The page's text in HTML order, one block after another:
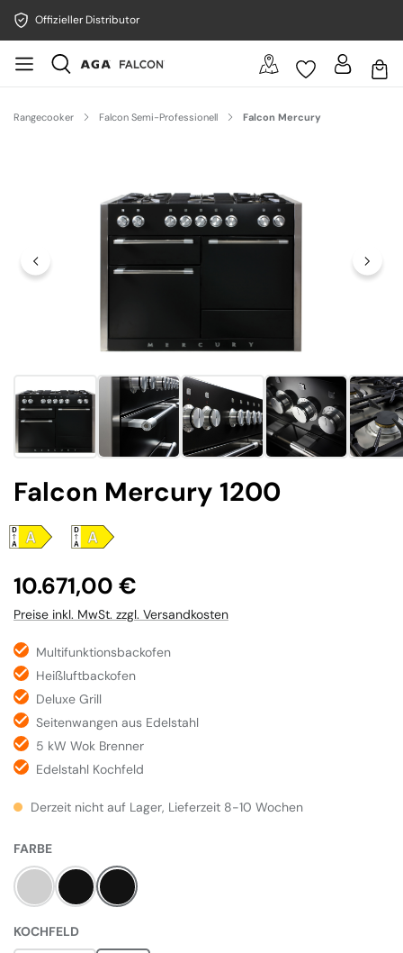
Offizieller Distributor
Rangecooker Falcon Semi-Professionell Falcon Mercury
Falcon Mercury 1200
Regulärer Preis:
10.671,00 €
Preise inkl. MwSt. zzgl. Versandkosten
Multifunktionsbackofen
Heißluftbackofen
Deluxe Grill
Seitenwangen aus Edelstahl
5 kW Wok Brenner
Edelstahl Kochfeld
Derzeit nicht auf Lager, Lieferzeit 8-10 Wochen
FARBEAUSWÄHLEN
Steel Black glossBlack matt
KOCHFELDAUSWÄHLEN